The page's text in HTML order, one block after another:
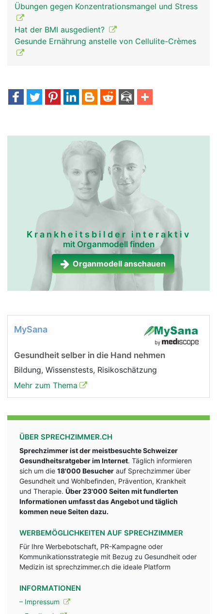
Übungen gegen Konzentrationsmangel und Stress
Hat der BMI ausgedient?
Gesunde Ernährung anstelle von Cellulite-Crèmes
Krankheitsbilder interaktiv
mit Organmodell finden
Organmodell anschauen
MySana
Gesundheit selber in die Hand nehmen
Bildung, Wissenstests, Risikoschätzung
Mehr zum Thema
ÜBER SPRECHZIMMER.CH
Sprechzimmer ist der meistbesuchte Schweizer
Gesundheitsratgeber im Internet. Täglich informieren
sich um die 18'000 Besucher auf Sprechzimmer über
Gesundheit und Wohlbefinden, Prävention, Krankheit
und Therapie. Über 23'000 Seiten mit fundlerten
Informationen umfasst das Angebot und täglich
kommen neue Seiten dazu.
WERBEMÖGLICHKEITEN AUF SPRECHZIMMER
Für Ihre Werbebotschaft, PR-Kampagne oder
Kommunikationsstrategie mit Bezug zu Gesundheit oder
Medizin ist sprechzimmer.ch die ideale Platform
INFORMATIONEN
– Impressum